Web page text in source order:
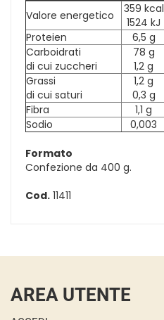
Valore energetico
359 kcal
1524 kJ
Proteien
6,5 g
Carboidrati
di cui zuccheri
78 g
1,2 g
Grassi
di cui saturi
1,2 g
0,3 g
Fibra
1,1 g
Sodio
0,003
Formato
Confezione da 400 g.
Cod. 11411
AREA UTENTE